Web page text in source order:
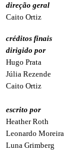
direção geral
Caito Ortiz
créditos finais
dirigido por
Hugo Prata
Júlia Rezende
Caito Ortiz
escrito por
Heather Roth
Leonardo Moreira
Luna Grimberg